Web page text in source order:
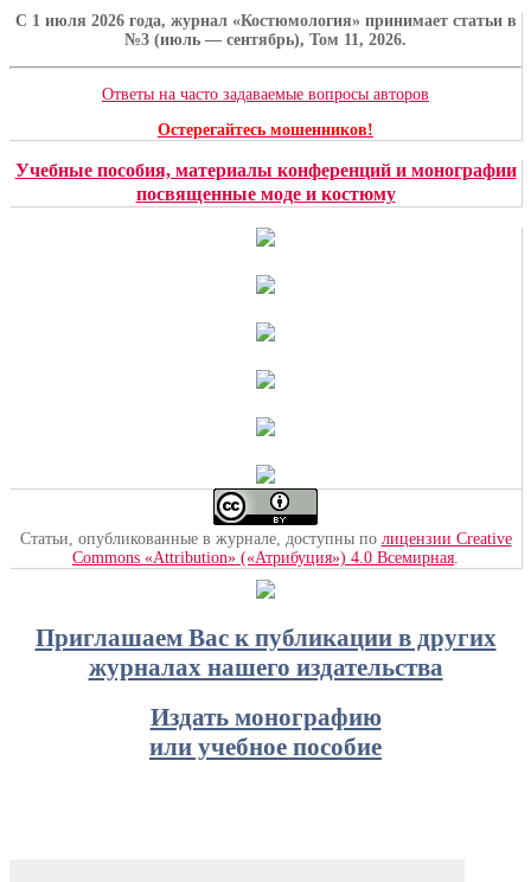
C 1 июля 2026 года, журнал «Костюмология» принимает статьи в
№3 (июль — сентябрь), Том 11, 2026.
Ответы на часто задаваемые вопросы авторов
Остерегайтесь мошенников!
Учебные пособия, материалы конференций и монографии
посвященные моде и костюму
Статьи, опубликованные в журнале, доступны по лицензии Creative
Commons «Attribution» («Атрибуция») 4.0 Всемирная
Приглашаем Вас к публикации в других
журналах нашего издательства
Издать монографию
или учебное пособие